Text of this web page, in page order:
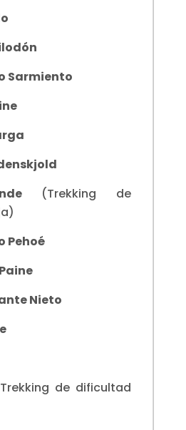
Sarmiento
(Trekking de
Pehoé
Nieto
de dificultad